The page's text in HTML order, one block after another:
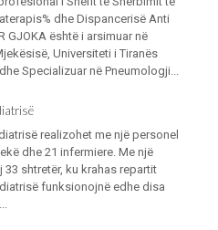
dhe Dispancerisë Anti
GJOKA është i arsimuar në
Universiteti i Tiranës
Specializuar në Pneumologji...
realizohet me një personel
dhe 21 infermiere. Me një
33 shtretër, ku krahas repartit
funksionojnë edhe disa